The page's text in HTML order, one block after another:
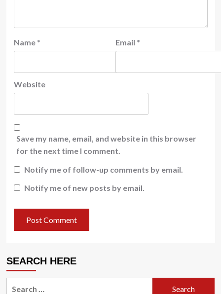
Name * Email *
Website
Save my name, email, and website in this browser
for the next time I comment.
Notify me of follow-up comments by email.
Notify me of new posts by email.
SEARCH HERE